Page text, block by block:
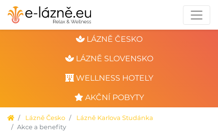
LÁZNĚ ČESKO
LÁZNĚ SLOVENSKO
WELLNESS HOTELY
AKČNÍ POBYTY
Lázně Česko
Lázně Karlova Studánka
Akce a benefity